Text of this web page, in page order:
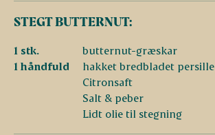
STEGT BUTTERNUT:
1 stk.
butternut-græskar
1 håndfuld
hakket bredbladet persille
Citronsaft
Salt & peber
Lidt olie til stegning